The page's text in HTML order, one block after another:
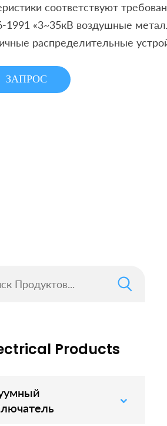
соответствуют
1991 «3~35кВ воздушные
распределительные
ЗАПРОС
Products